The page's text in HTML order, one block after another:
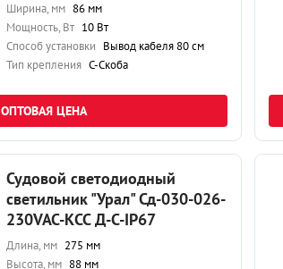
Ширина, мм 86 мм
Мощность, Вт 10 Вт
Способ установки Вывод кабеля 80 см
Тип крепления С-Скоба
ОПТОВАЯ ЦЕНА
Судовой светодиодный
светильник "Урал" Сд-030-026-
230VAC-КСС Д-С-IP67
Длина, мм 275 мм
Высота, мм 88 мм